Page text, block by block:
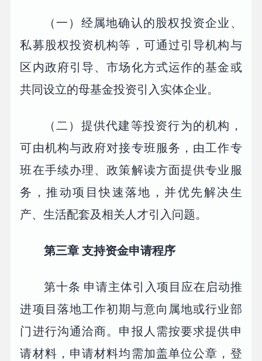
（一）经属地确认的股权投资企业、
私募股权投资机构等，可通过引导机构与
区内政府引导、市场化方式运作的基金或
共同设立的母基金投资引入实体企业。
（二）提供代建等投资行为的机构，
可由机构与政府对接专班服务，由工作专
班在手续办理、政策解读方面提供专业服
务，推动项目快速落地，并优先解决生
产、生活配套及相关人才引入问题。
第三章 支持资金申请程序
第十条 申请主体引入项目应在启动推
进项目落地工作初期与意向属地或行业部
门进行沟通洽商。申报人需按要求提供申
请材料，申请材料均需加盖单位公章，登